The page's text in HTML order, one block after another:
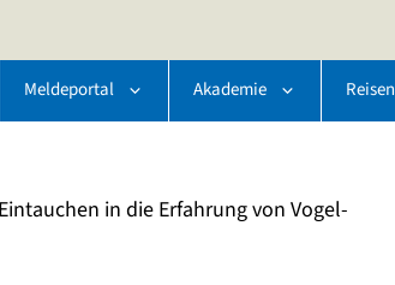
Meldeportal Akademie Reisen
in die Erfahrung von Vogel-